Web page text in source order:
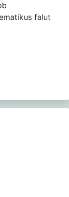
falut